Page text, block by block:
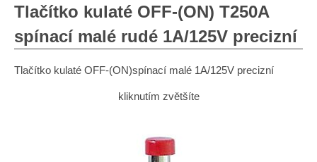
Tlačítko kulaté OFF-(ON) T250A
spínací malé rudé 1A/125V precizní
Tlačítko kulaté OFF-(ON)spínací malé 1A/125V precizní
kliknutím zvětšíte